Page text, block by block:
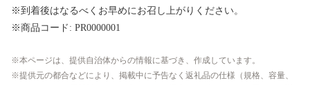
※到着後はなるべくお早めにお召し上がりください。
※商品コード: PR0000001
本ページは、提供自治体からの情報に基づき、作成しています。
提供元の都合などにより、掲載中に予告なく返礼品の仕様（規格、容量、